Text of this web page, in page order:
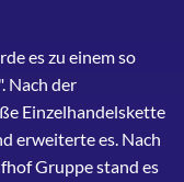
es zu einem so
Nach der
Einzelhandelskette
erweiterte es. Nach
Gruppe stand es